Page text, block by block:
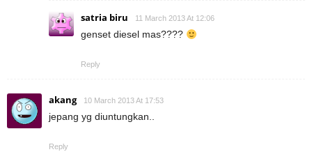
satria biru 11 March 2013 At 12:06
genset diesel mas????
Reply
akang 10 March 2013 At 17:53
jepang yg diuntungkan..
Reply